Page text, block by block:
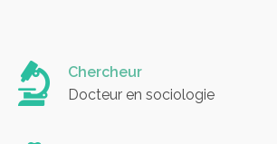
Chercheur
Docteur en sociologie